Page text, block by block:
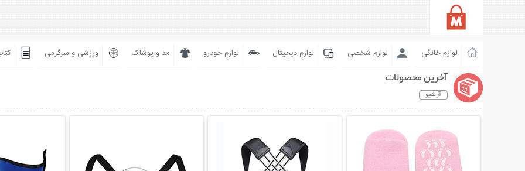
لوازم خانگی لوازم شخصی لوازم دیجیتال لوازم خودرو مد و پوشاک ورزشی و سرگرمی
آخرین محصولات
آرشیو